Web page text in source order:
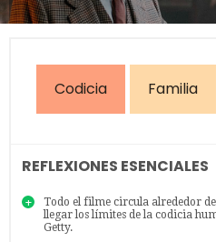
Codicia Familia
REFLEXIONES ESENCIALES
Todo el filme circula alrededor
llegar los límites de la codicia
Getty.